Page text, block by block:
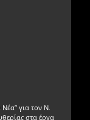
για τον Ν.
στα έργα